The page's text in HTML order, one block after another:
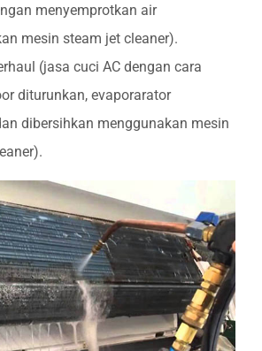
menyemprotkan air
mesin steam jet cleaner).
(jasa cuci AC dengan cara
diturunkan, evaporarator
dibersihkan menggunakan mesin